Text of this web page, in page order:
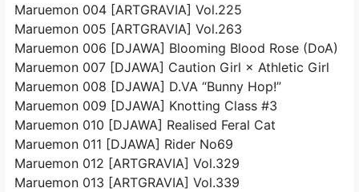
Maruemon 004 [ARTGRAVIA] Vol.225
Maruemon 005 [ARTGRAVIA] Vol.263
Maruemon 006 [DJAWA] Blooming Blood Rose (DoA)
Maruemon 007 [DJAWA] Caution Girl × Athletic Girl
Maruemon 008 [DJAWA] D.VA “Bunny Hop!”
Maruemon 009 [DJAWA] Knotting Class #3
Maruemon 010 [DJAWA] Realised Feral Cat
Maruemon 011 [DJAWA] Rider No69
Maruemon 012 [ARTGRAVIA] Vol.329
Maruemon 013 [ARTGRAVIA] Vol.339